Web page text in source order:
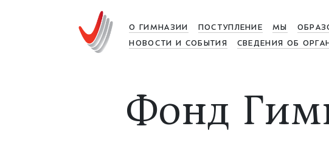
О ГИМНАЗИИ ПОСТУПЛЕНИЕ МЫ
НОВОСТИ И СОБЫТИЯ
СВЕДЕНИЯ ОБ
Фонд